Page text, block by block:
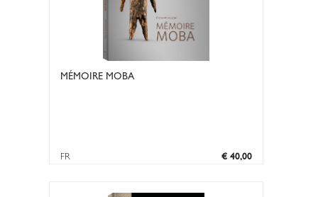
MÉMOIRE MOBA
€ 40,00
FR